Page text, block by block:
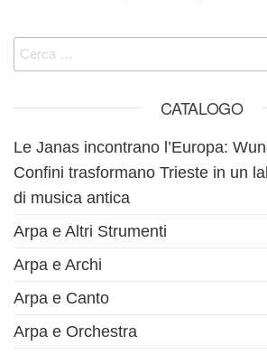
Ricerca per:
CATALOGO
Le Janas incontrano l’Europa:
Confini trasformano Trieste in un
di musica antica
Arpa e Altri Strumenti
Arpa e Archi
Arpa e Canto
Arpa e Orchestra